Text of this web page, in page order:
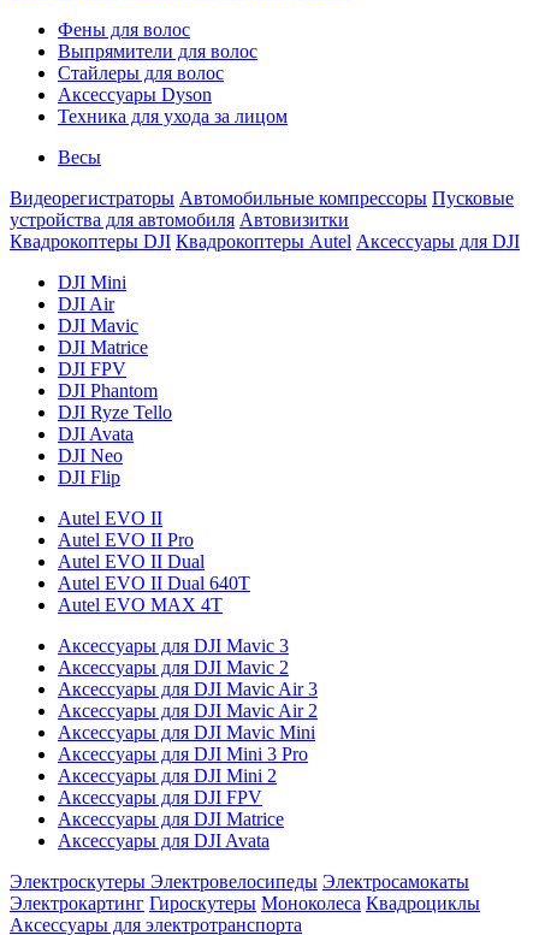
Фены для волос
Выпрямители для волос
Стайлеры для волос
Аксессуары Dyson
Техника для ухода за лицом
Весы
Видеорегистраторы Автомобильные компрессоры Пусковые
устройства для автомобиля Автовизитки
Квадрокоптеры DJI Квадрокоптеры Autel Аксессуары для DJI
DJI Mini
DJI Air
DJI Mavic
DJI Matrice
DJI FPV
DJI Phantom
DJI Ryze Tello
DJI Avata
DJI Neo
DJI Flip
Autel EVO II
Autel EVO II Pro
Autel EVO II Dual
Autel EVO II Dual 640T
Autel EVO MAX 4T
Аксессуары для DJI Mavic 3
Аксессуары для DJI Mavic 2
Аксессуары для DJI Mavic Air 3
Аксессуары для DJI Mavic Air 2
Аксессуары для DJI Mavic Mini
Аксессуары для DJI Mini 3 Pro
Аксессуары для DJI Mini 2
Аксессуары для DJI FPV
Аксессуары для DJI Matrice
Аксессуары для DJI Avata
Электроскутеры Электровелосипеды Электросамокаты
Электрокартинг Гироскутеры Моноколеса Квадроциклы
Аксессуары для электротранспорта